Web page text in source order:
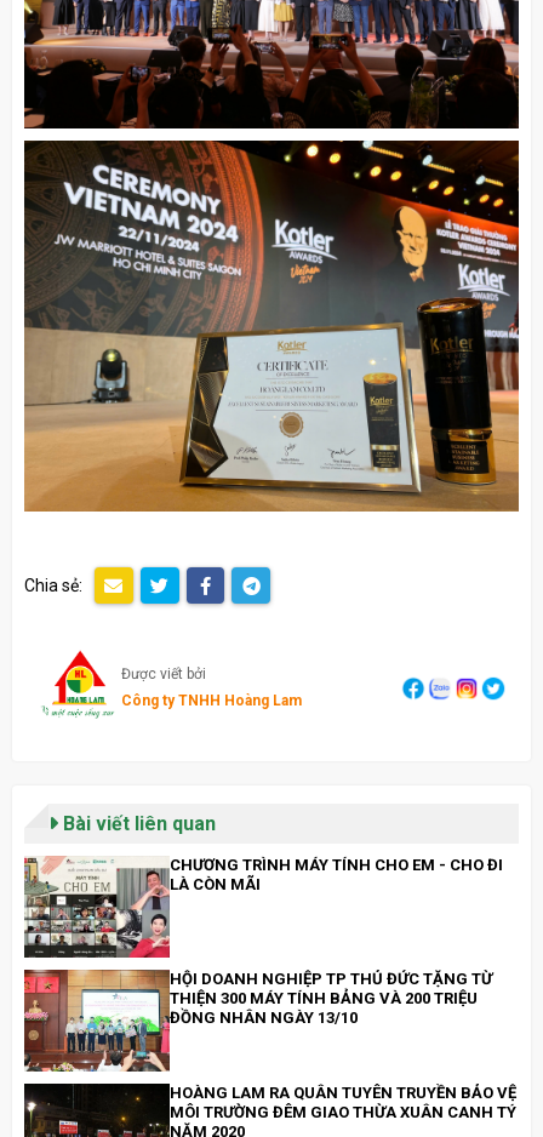
Chia sẻ:
Được viết bởi
Công ty TNHH Hoàng Lam
Bài viết liên quan
CHƯƠNG TRÌNH MÁY TÍNH CHO EM - CHO ĐI
LÀ CÒN MÃI
HỘI DOANH NGHIỆP TP THỦ ĐỨC TẶNG TỪ
THIỆN 300 MÁY TÍNH BẢNG VÀ 200 TRIỆU
ĐỒNG NHÂN NGÀY 13/10
HOÀNG LAM RA QUÂN TUYÊN TRUYỀN BẢO VỆ
MÔI TRƯỜNG ĐÊM GIAO THỪA XUÂN CANH TÝ
NĂM 2020